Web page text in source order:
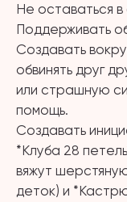
Не оставаться в
Поддерживать
Создавать
обвинять друг
или страшную
помощь.
Создавать
*Клуба 28
вяжут
деток) и